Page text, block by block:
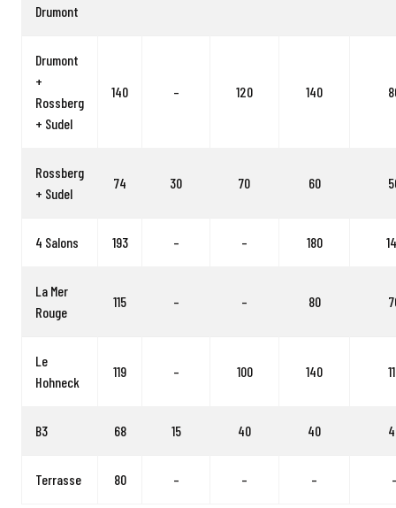
Drumont
Drumont
+
Rossberg
+ Sudel
140 – 120 140
Rossberg
+ Sudel
74 30 70 60
4 Salons 193 – – 180
La Mer
Rouge
115 – – 80
Le
Hohneck
119 – 100 140
B3 68 15 40 40
Terrasse 80 – – –